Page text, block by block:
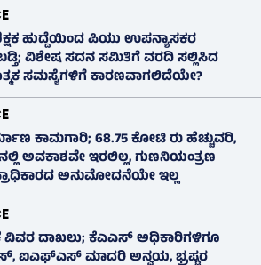
ಹುದ್ದೆಯಿಂದ ಪಿಯು ಉಪನ್ಯಾಸಕರ
ವಿಶೇಷ ಸದನ ಸಮಿತಿಗೆ ವರದಿ ಸಲ್ಲಿಸಿದ
ಸಮಸ್ಯೆಗಳಿಗೆ ಕಾರಣವಾಗಲಿದೆಯೇ?
ಕಾಮಗಾರಿ; 68.75 ಕೋಟಿ ರು ಹೆಚ್ಚುವರಿ,
ಅವಕಾಶವೇ ಇರಲಿಲ್ಲ, ಗುಣನಿಯಂತ್ರಣ
ಅನುಮೋದನೆಯೇ ಇಲ್ಲ
ವಿವರ ದಾಖಲು; ಕೆಎಎಸ್ ಅಧಿಕಾರಿಗಳಿಗೂ
ಐಎಫ್‌ಎಸ್‌ ಮಾದರಿ ಅನ್ವಯ, ಭ್ರಷ್ಟರ